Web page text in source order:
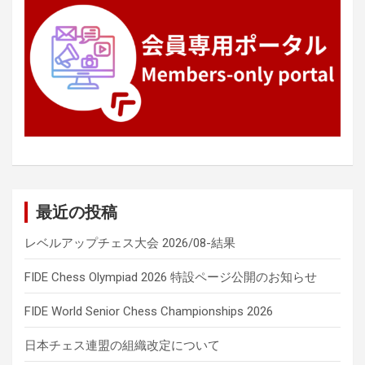
最近の投稿
レベルアップチェス大会 2026/08-結果
FIDE Chess Olympiad 2026 特設ページ公開のお知らせ
FIDE World Senior Chess Championships 2026
日本チェス連盟の組織改定について